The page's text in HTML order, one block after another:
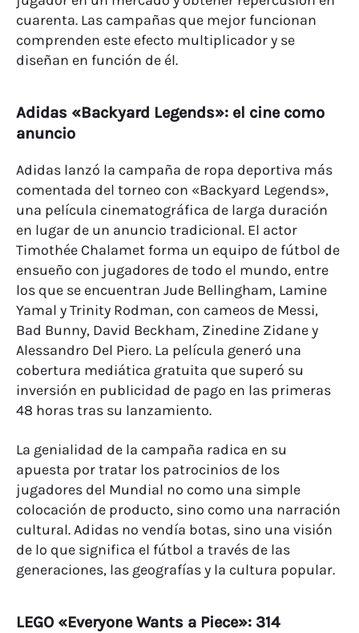
cuarenta. Las campañas que mejor funcionan
comprenden este efecto multiplicador y se
diseñan en función de él.
Adidas «Backyard Legends»: el cine como
anuncio
Adidas lanzó la campaña de ropa deportiva más
comentada del torneo con «Backyard Legends»,
una película cinematográfica de larga duración
en lugar de un anuncio tradicional. El actor
Timothée Chalamet forma un equipo de fútbol de
ensueño con jugadores de todo el mundo, entre
los que se encuentran Jude Bellingham, Lamine
Yamal y Trinity Rodman, con cameos de Messi,
Bad Bunny, David Beckham, Zinedine Zidane y
Alessandro Del Piero. La película generó una
cobertura mediática gratuita que superó su
inversión en publicidad de pago en las primeras
48 horas tras su lanzamiento.
La genialidad de la campaña radica en su
apuesta por tratar los patrocinios de los
jugadores del Mundial no como una simple
colocación de producto, sino como una narración
cultural. Adidas no vendía botas, sino una visión
de lo que significa el fútbol a través de las
generaciones, las geografías y la cultura popular.
LEGO «Everyone Wants a Piece»: 314